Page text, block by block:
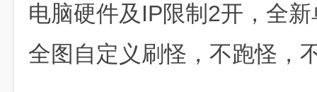
电脑硬件及IP限制2开，全
全图自定义刷怪，不跑怪，